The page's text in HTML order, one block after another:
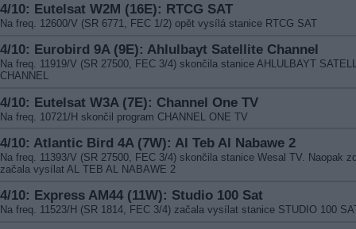
4/10: Eutelsat W2M (16E): RTCG SAT
Na freq. 12600/V (SR 6771, FEC 1/2) opět vysílá stanice RTCG SAT
4/10: Eurobird 9A (9E): Ahlulbayt Satellite Channel
Na freq. 11919/V (SR 27500, FEC 3/4) skončila stanice AHLULBAYT
CHANNEL
4/10: Eutelsat W3A (7E): Channel One TV
Na freq. 10721/H skončil program CHANNEL ONE TV
4/10: Atlantic Bird 4A (7W): Al Teb Al Nabawe 2
Na freq. 11393/V (SR 27500, FEC 3/4) skončila stanice Wesal TV. Naopak
začala vysílat AL TEB AL NABAWE 2
4/10: Express AM44 (11W): Studio 100 Sat
Na freq. 11523/H (SR 1814, FEC 3/4) začala vysílat stanice STUDIO 100